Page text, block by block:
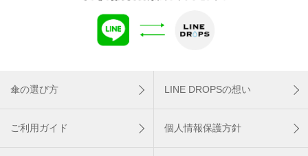
傘の選び方 LINE DROPSの想い
ご利用ガイド 個人情報保護方針